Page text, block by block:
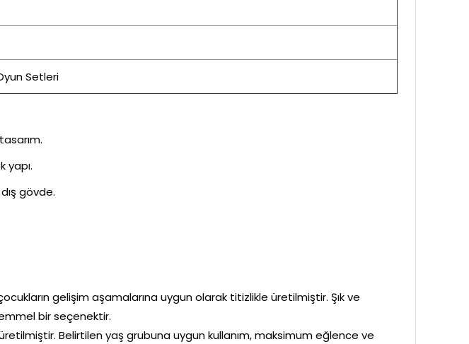
Setleri
yapı.
gövde.
gelişim aşamalarına uygun olarak titizlikle üretilmiştir. Şık ve
bir seçenektir.
Belirtilen yaş grubuna uygun kullanım, maksimum eğlence ve